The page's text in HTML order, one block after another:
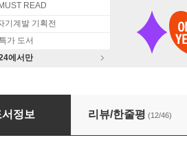
READ
기계발 기획전
가 도서
에서만
자자
서정보 리뷰/한줄평 (12/46)